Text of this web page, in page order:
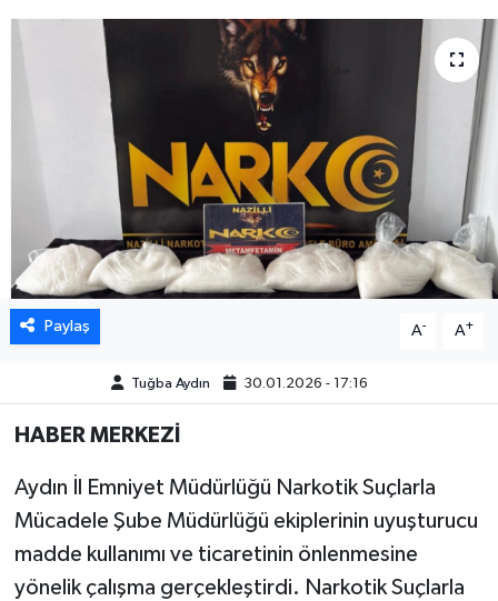
Paylaş A- A+
Tuğba Aydın 30.01.2026 - 17:16
HABER MERKEZİ
Aydın İl Emniyet Müdürlüğü Narkotik Suçlarla
Mücadele Şube Müdürlüğü ekiplerinin uyuşturucu
madde kullanımı ve ticaretinin önlenmesine
yönelik çalışma gerçekleştirdi. Narkotik Suçlarla
EĞİTİM
EKOLOJİ VE ÇEVRE
BİLİM VE TEKNOLOJİ
GENEL
GÜNDEM
HABERDE İNSAN
MAGAZİN